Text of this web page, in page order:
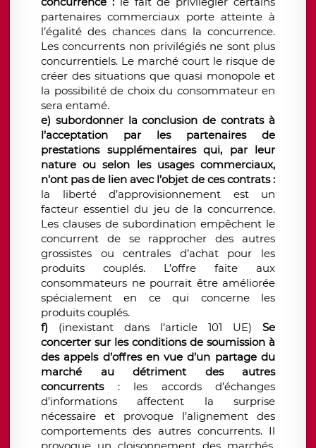
partenaires commerciaux porte atteinte à
l’égalité des chances dans la concurrence.
Les concurrents non privilégiés ne sont plus
concurrentiels. Le marché court le risque de
créer des situations que quasi monopole et
la possibilité de choix du consommateur en
sera entamé.
e) subordonner la conclusion de contrats à
l’acceptation par les partenaires de
prestations supplémentaires qui, par leur
nature ou selon les usages commerciaux,
n’ont pas de lien avec l’objet de ces contrats :
la liberté d’approvisionnement est un
facteur essentiel du jeu de la concurrence.
Les clauses de subordination empêchent le
concurrent de se rapprocher des autres
grossistes ou centrales d’achat pour les
produits couplés. L’offre faite aux
consommateurs ne pourrait être améliorée
spécialement en ce qui concerne les
produits couplés.
f) (inexistant dans l’article 101 UE) Se
concerter sur les conditions de soumission à
des appels d’offres en vue d’un partage du
marché au détriment des autres
concurrents: les accords d’échanges
d’informations affectent la surprise
nécessaire et provoque l’alignement des
comportements des autres concurrents. Il